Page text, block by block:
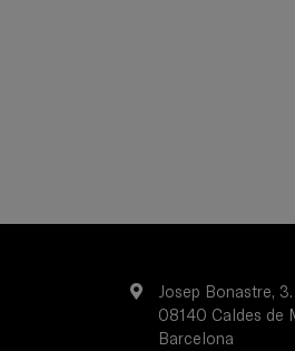
Josep Bonastre, 3.
08140 Caldes de
Barcelona